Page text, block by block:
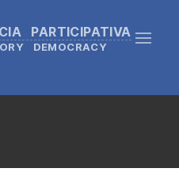
PARTICIPATIVA
DEMOCRACY